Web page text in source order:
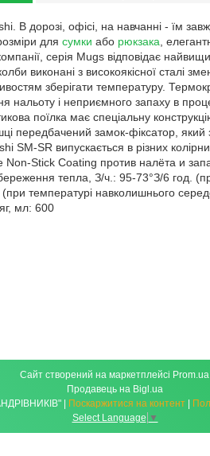
В дорозі, офісі, на навчанні - їм
для сумки або рюкзака ,
серія Mugs відповідає
виконані з високоякісної сталі
зберігати температуру.
і неприємного запаху в
поїлка має спеціальну
передбачений замок-фіксатор, який
SM-SR випускається в різних
Stick Coating против налёта и
тепла, З/ч.: 95-73°З/6 год.
температурі навколишнього
мл: 600
Сайт створений на маркетплейсі Prom.ua
Продавець на Bigl.ua
Магазин "КЛУБ МАНДРІВНИКІВ" | Поскаржитися на контент |
Select Language ▼